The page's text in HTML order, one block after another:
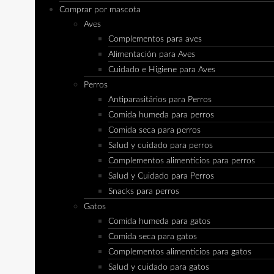
Comprar por mascota
Aves
Complementos para aves
Alimentación para Aves
Cuidado e Higiene para Aves
Perros
Antiparasitários para Perros
Comida humeda para perros
Comida seca para perros
Salud y cuidado para perros
Complementos alimenticios para perros
Salud y Cuidado para Perros
Snacks para perros
Gatos
Comida humeda para gatos
Comida seca para gatos
Complementos alimenticios para gatos
Salud y cuidado para gatos